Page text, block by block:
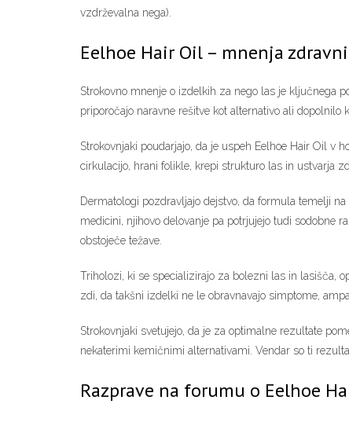
vzdrževalna nega).
Eelhoe Hair Oil – mnenja
Strokovno mnenje o izdelkih za nego las je ključnega
priporočajo naravne rešitve kot alternativo ali dopolnilo
Strokovnjaki poudarjajo, da je uspeh Eelhoe Hair Oil
cirkulacijo, hrani folikle, krepi strukturo las in ustvarja
Dermatologi pozdravljajo dejstvo, da formula temelji
medicini, njihovo delovanje pa potrjujejo tudi sodobne
obstoječe težave.
Triholozi, ki se specializirajo za bolezni las in lasišča,
zdi, da takšni izdelki ne le obravnavajo simptome,
Strokovnjaki svetujejo, da je za optimalne rezultate
nekaterimi kemičnimi alternativami. Vendar so ti
Razprave na forumu o Eelhoe